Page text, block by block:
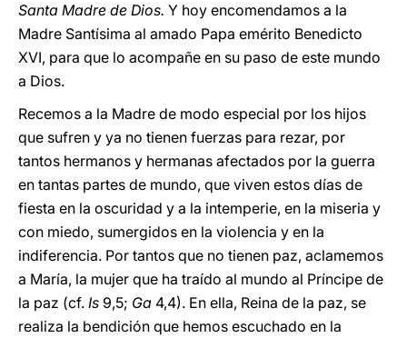
Santa Madre de Dios. Y hoy encomendamos a la
Madre Santísima al amado Papa emérito Benedicto
XVI, para que lo acompañe en su paso de este mundo
a Dios.
Recemos a la Madre de modo especial por los hijos
que sufren y ya no tienen fuerzas para rezar, por
tantos hermanos y hermanas afectados por la guerra
en tantas partes de mundo, que viven estos días de
fiesta en la oscuridad y a la intemperie, en la miseria y
con miedo, sumergidos en la violencia y en la
indiferencia. Por tantos que no tienen paz, aclamemos
a María, la mujer que ha traído al mundo al Príncipe de
la paz (cf. Is 9,5; Ga 4,4). En ella, Reina de la paz, se
realiza la bendición que hemos escuchado en la